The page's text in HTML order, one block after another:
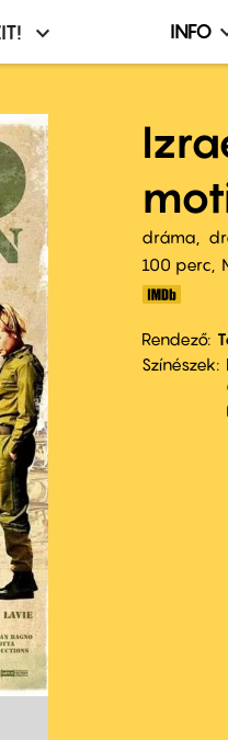
INFO
dráma
100 perc,
Rendező
Színészek